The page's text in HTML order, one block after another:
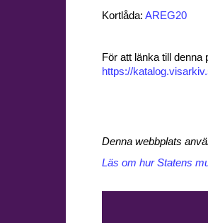
Kortlåda: AREG20
För att länka till denna
https://
Denna webbplats
Läs om hur Statens